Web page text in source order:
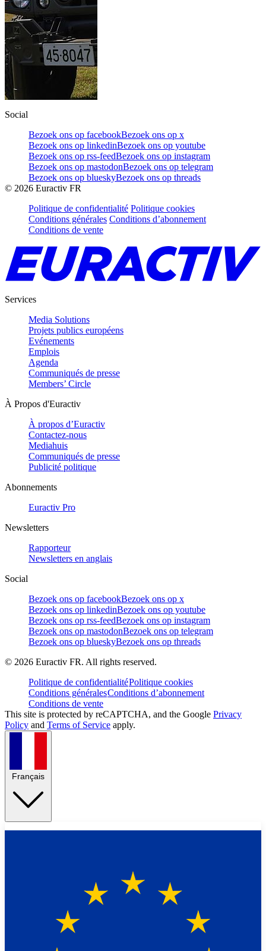
Social
Bezoek ons op facebookBezoek ons op x
Bezoek ons op linkedinBezoek ons op youtube
Bezoek ons op rss-feedBezoek ons op instagram
Bezoek ons op mastodonBezoek ons op telegram
Bezoek ons op blueskyBezoek ons op threads
© 2026 Euractiv FR
Politique de confidentialité Politique cookies
Conditions générales Conditions d’abonnement
Conditions de vente
Services
Media Solutions
Projets publics européens
Evénements
Emplois
Agenda
Communiqués de presse
Members’ Circle
À Propos d'Euractiv
À propos d’Euractiv
Contactez-nous
Mediahuis
Communiqués de presse
Publicité politique
Abonnements
Euractiv Pro
Newsletters
Rapporteur
Newsletters en anglais
Social
Bezoek ons op facebookBezoek ons op x
Bezoek ons op linkedinBezoek ons op youtube
Bezoek ons op rss-feedBezoek ons op instagram
Bezoek ons op mastodonBezoek ons op telegram
Bezoek ons op blueskyBezoek ons op threads
© 2026 Euractiv FR. All rights reserved.
Politique de confidentialitéPolitique cookies
Conditions généralesConditions d’abonnement
Conditions de vente
This site is protected by reCAPTCHA, and the Google Privacy
Policy and Terms of Service apply.
Français